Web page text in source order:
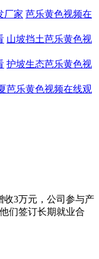
芭乐黄色视频在
山坡挡土芭乐黄色视
护坡生态芭乐黄色视
芭乐黄色视频在线观
3万元，公司参与产
他们签订长期就业合